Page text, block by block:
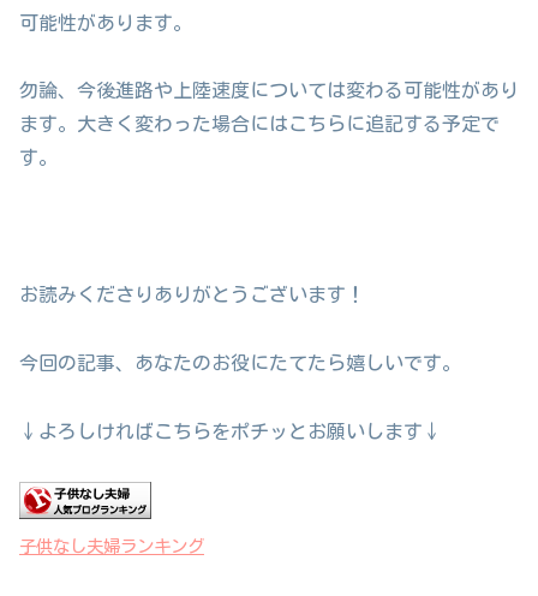
可能性があります。
勿論、今後進路や上陸速度については変わる可能性があり
ます。大きく変わった場合にはこちらに追記する予定で
す。
お読みくださりありがとうございます！
今回の記事、あなたのお役にたてたら嬉しいです。
↓よろしければこちらをポチッとお願いします↓
子供なし夫婦ランキング